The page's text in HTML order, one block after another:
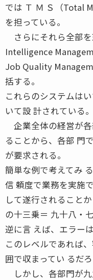
では Ｔ Ｍ Ｓ（Total
を担っている。
さらにそれら全部
Intelligence
Job Quality
括する。
これらのシステムは
いて設 計されている。
企業全体の経営が
ることから、各部 門
が要求される。
簡単な例で考えてみ
信 頼度で業務を実施
して遂行されること
の十三乗＝ 九十八・
逆に言 えば、エラー
このレベルであれば
囲で収まってい るだろ
しかし、各部門が